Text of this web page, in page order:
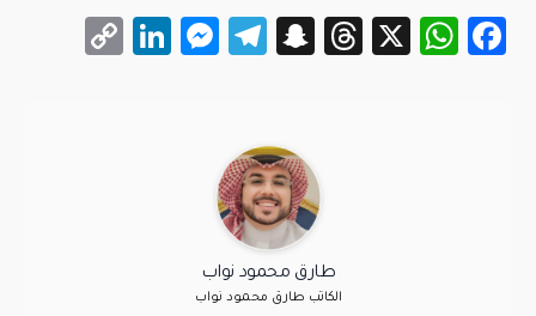
Facebook
WhatsApp
X
Threads
Snapchat
Telegram
Messenger
طارق محمود نواب
الكاتب طارق محمود نواب